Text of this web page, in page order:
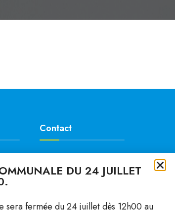
Contact
1040 Villars-le-Terroir
Ma: 14h00 – 16h00
DU 24 JUILLET
sera fermée du 24 juillet dès 12h00 au